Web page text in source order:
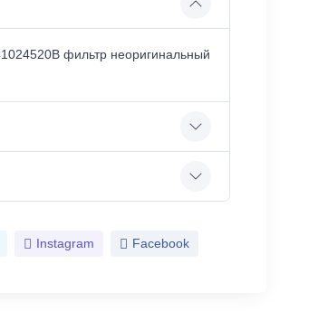
фильтр неоригинальный
Instagram Facebook